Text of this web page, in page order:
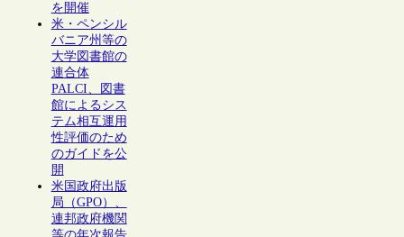
を開催
米・ペンシル
バニア州等の
大学図書館の
連合体
PALCI、図書
館によるシス
テム相互運用
性評価のため
のガイドを公
開
米国政府出版
局（GPO）、
連邦政府機関